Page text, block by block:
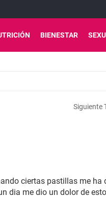
BIENESTAR
Siguiente
ciertas pastillas me ha
dia me dio un dolor de